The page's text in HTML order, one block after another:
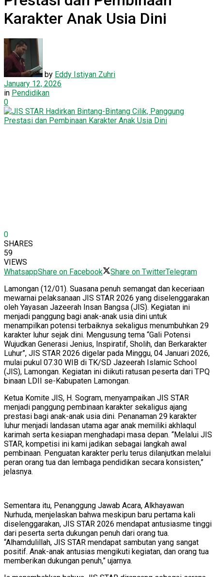
Karakter Anak Usia Dini
by Eddy Istiyan Zuhri
January 12, 2026
in Pendidikan
0
0
SHARES
59
VIEWS
WhatsappShare on Facebook Share on TwitterTelegram
Lamongan (12/01). Suasana penuh semangat dan keceriaan
mewarnai pelaksanaan JIS STAR 2026 yang diselenggarakan
oleh Yayasan Jazeerah Insan Bangsa (JIS). Kegiatan ini
menjadi panggung bagi anak-anak usia dini untuk
menampilkan potensi terbaiknya sekaligus menumbuhkan 29
karakter luhur sejak dini. Mengusung tema “Gali Potensi
Wujudkan Generasi Jenius, Inspiratif, Sholih, dan Berkarakter
Luhur”, JIS STAR 2026 digelar pada Minggu, 04 Januari 2026,
mulai pukul 07.30 WIB di TK/SD Jazeerah Islamic School
(JIS), Lamongan. Kegiatan ini diikuti ratusan peserta dari TPQ
binaan LDII se-Kabupaten Lamongan.
Ketua Komite JIS, H. Sogram, menyampaikan JIS STAR
menjadi panggung pembinaan karakter sekaligus ajang
prestasi bagi anak-anak usia dini. Penanaman 29 karakter
luhur menjadi landasan utama agar anak memiliki akhlaqul
karimah serta kesiapan menghadapi masa depan. “Melalui JIS
STAR, kompetisi ini kami jadikan sebagai langkah awal
pembinaan. Penguatan karakter perlu terus dilanjutkan melalui
peran orang tua dan lembaga pendidikan secara konsisten,”
jelasnya.
Sementara itu, Penanggung Jawab Acara, Alkhayawan
Nurhuda, menjelaskan bahwa meskipun baru pertama kali
diselenggarakan, JIS STAR 2026 mendapat antusiasme tinggi
dari peserta serta dukungan penuh dari orang tua.
“Alhamdulillah, JIS STAR mendapat sambutan yang sangat
positif. Anak-anak antusias mengikuti kegiatan, dan orang tua
memberikan dukungan penuh,” ujarnya.